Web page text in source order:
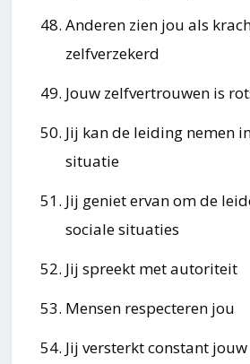
Anderen zien jou als
zelfverzekerd
Jouw zelfvertrouwen is
Jij kan de leiding nemen
situatie
Jij geniet ervan om de
sociale situaties
Jij spreekt met autoriteit
Mensen respecteren jou
Jij versterkt constant